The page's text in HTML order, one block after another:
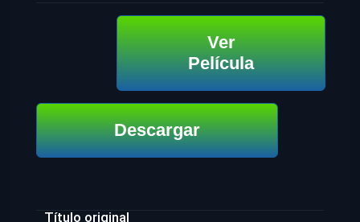
Ver
Película
Descargar
Título original